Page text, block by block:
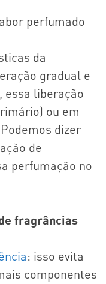
da
gradual e
essa liberação
ou em
dizer
de
perfumação no
fragrâncias
: isso evita
componentes